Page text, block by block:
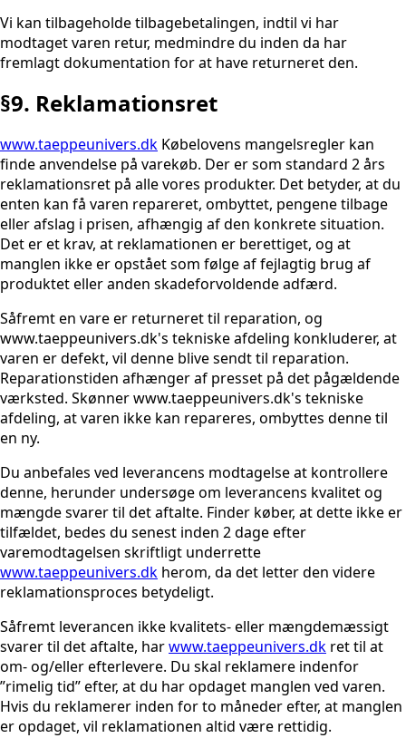
Vi kan tilbageholde tilbagebetalingen, indtil vi har
modtaget varen retur, medmindre du inden da har
fremlagt dokumentation for at have returneret den.
§9. Reklamationsret
www.taeppeunivers.dk Købelovens mangelsregler kan
finde anvendelse på varekøb. Der er som standard 2 års
reklamationsret på alle vores produkter. Det betyder, at du
enten kan få varen repareret, ombyttet, pengene tilbage
eller afslag i prisen, afhængig af den konkrete situation.
Det er et krav, at reklamationen er berettiget, og at
manglen ikke er opstået som følge af fejlagtig brug af
produktet eller anden skadeforvoldende adfærd.
Såfremt en vare er returneret til reparation, og
www.taeppeunivers.dk's tekniske afdeling konkluderer, at
varen er defekt, vil denne blive sendt til reparation.
Reparationstiden afhænger af presset på det pågældende
værksted. Skønnerwww.taeppeunivers.dk's tekniske
afdeling, at varen ikke kan repareres, ombyttes denne til
en ny.
Du anbefales ved leverancens modtagelse at kontrollere
denne, herunder undersøge om leverancens kvalitet og
mængde svarer til det aftalte. Finder køber, at dette ikke er
tilfældet, bedes du senest inden 2 dage efter
varemodtagelsen skriftligt underrette
www.taeppeunivers.dk herom, da det letter den videre
reklamationsproces betydeligt.
Såfremt leverancen ikke kvalitets- eller mængdemæssigt
svarer til det aftalte, harwww.taeppeunivers.dk ret til at
om- og/eller efterlevere. Du skal reklamere indenfor
”rimelig tid” efter, at du har opdaget manglen ved varen.
Hvis du reklamerer inden for to måneder efter, at manglen
er opdaget, vil reklamationen altid være rettidig.